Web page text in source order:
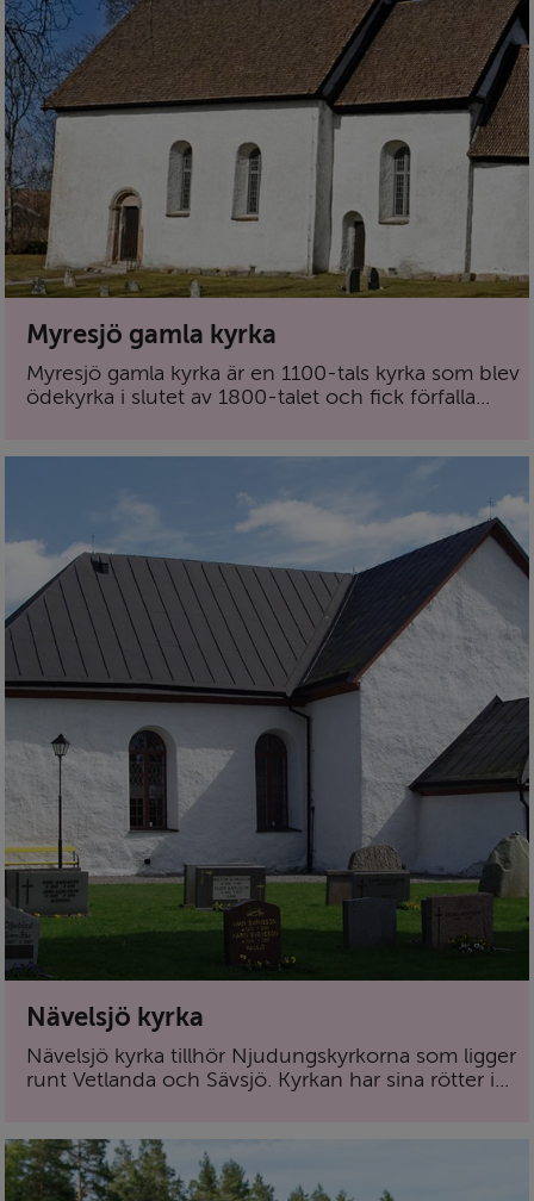
Myresjö gamla kyrka
Myresjö gamla kyrka är en 1100-tals kyrka som blev
ödekyrka i slutet av 1800-talet och fick förfalla...
Nävelsjö kyrka
Nävelsjö kyrka tillhör Njudungskyrkorna som ligger
runt Vetlanda och Sävsjö. Kyrkan har sina rötter i...